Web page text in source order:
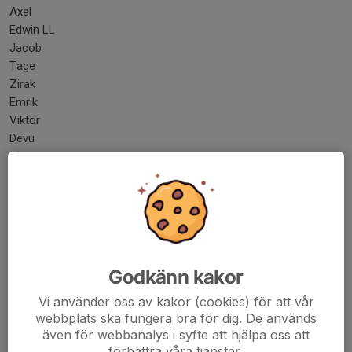
Axel
Edwin LL
Jacob
Tage
Zirak
Emrik
Viktor
Devu
Ameer
Match 1: 08:40 mot IFK Umeå på Konstgräset
Match 2: 11:10 mot IFK Anderstorp på Konstgräset
Övrig information
Godkänn kakor
Vi använder oss av kakor (cookies) för att vår
webbplats ska fungera bra för dig. De används
även för webbanalys i syfte att hjälpa oss att